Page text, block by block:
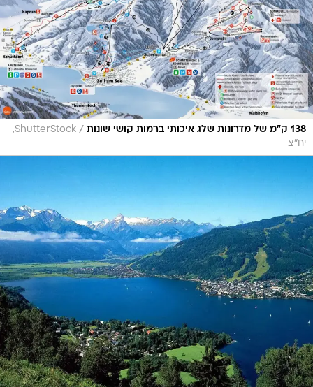
138 ק"מ של מדרונות שלג איכותי ברמות קושי שונות /
ShutterStock,
יח"צ